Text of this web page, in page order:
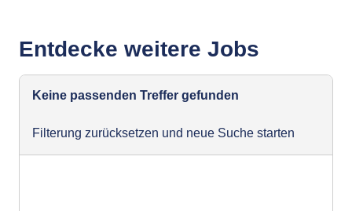
Entdecke weitere Jobs
Keine passenden Treffer gefunden
Filterung zurücksetzen und neue Suche starten